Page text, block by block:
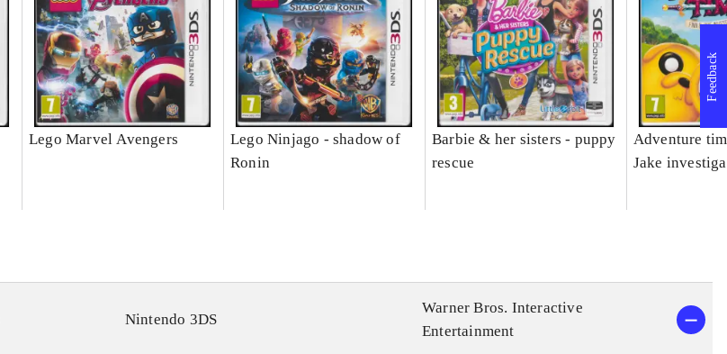
Lego Marvel Avengers
Lego Ninjago - shadow of
Ronin
Barbie & her sisters - puppy
rescue
Adventure
Jake
Nintendo 3DS
Warner Bros. Interactive
Entertainment
Feedback